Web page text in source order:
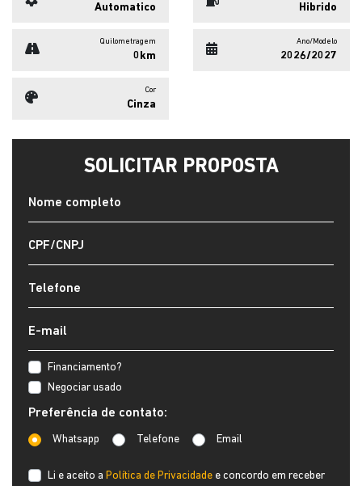
Automatico Hibrido
Quilometragem
0km
Ano/Modelo
2026/2027
Cor
Cinza
SOLICITAR PROPOSTA
Financiamento?
Negociar usado
Preferência de contato:
Whatsapp Telefone Email
Li e aceito a Política de Privacidade e concordo em receber